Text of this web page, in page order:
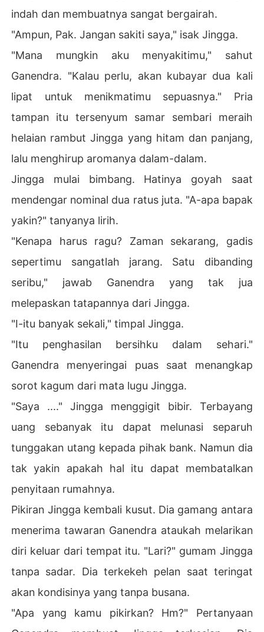
indah dan membuatnya sangat bergairah.
"Ampun, Pak. Jangan sakiti saya," isak Jingga.
"Mana mungkin aku menyakitimu," sahut
Ganendra. "Kalau perlu, akan kubayar dua kali
lipat untuk menikmatimu sepuasnya." Pria
tampan itu tersenyum samar sembari meraih
helaian rambut Jingga yang hitam dan panjang,
lalu menghirup aromanya dalam-dalam.
Jingga mulai bimbang. Hatinya goyah saat
mendengar nominal dua ratus juta. "A-apa bapak
yakin?" tanyanya lirih.
"Kenapa harus ragu? Zaman sekarang, gadis
sepertimu sangatlah jarang. Satu dibanding
seribu," jawab Ganendra yang tak jua
melepaskan tatapannya dari Jingga.
"I-itu banyak sekali," timpal Jingga.
"Itu penghasilan bersihku dalam sehari."
Ganendra menyeringai puas saat menangkap
sorot kagum dari mata lugu Jingga.
"Saya ...." Jingga menggigit bibir. Terbayang
uang sebanyak itu dapat melunasi separuh
tunggakan utang kepada pihak bank. Namun dia
tak yakin apakah hal itu dapat membatalkan
penyitaan rumahnya.
Pikiran Jingga kembali kusut. Dia gamang antara
menerima tawaran Ganendra ataukah melarikan
diri keluar dari tempat itu. "Lari?" gumam Jingga
tanpa sadar. Dia terkekeh pelan saat teringat
akan kondisinya yang tanpa busana.
"Apa yang kamu pikirkan? Hm?" Pertanyaan